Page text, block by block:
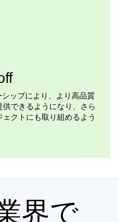
ップにより、より高品質
できるようになり、さら
クトにも取り組めるよう
界で